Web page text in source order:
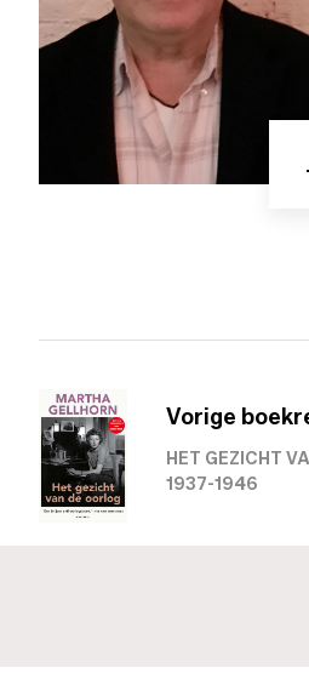
Vorige
HET GEZICHT
1937-1946